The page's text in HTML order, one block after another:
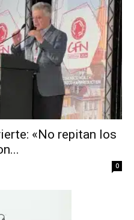
«No repitan los
0